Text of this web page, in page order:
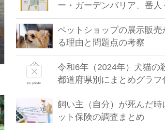
ー・ガーデンバリア、番人
ペットショップの展示販売
る理由と問題点の考察
令和6年（2024年）犬猫の
都道府県別にまとめグラフ
飼い主（自分）が死んだ時
ット保険の調査まとめ